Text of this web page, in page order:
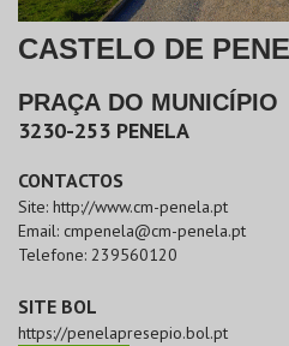
CASTELO DE
PRAÇA DO MUNICÍPIO
3230-253 PENELA
CONTACTOS
Site: http://www.cm-penela.pt
Email: cmpenela@cm-penela.pt
Telefone: 239560120
SITE BOL
https://penelapresepio.bol.pt